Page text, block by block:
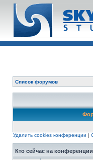
Список форумов
Удалить cookies конференции |
Кто сейчас на конференции